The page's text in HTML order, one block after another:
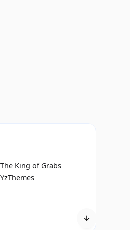
The King of Grabs
YzThemes